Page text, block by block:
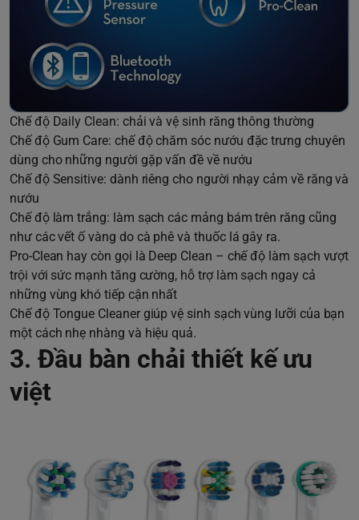
Chế độ Daily Clean: chải và vệ sinh răng thông thường
Chế độ Gum Care: chế độ chăm sóc nướu đặc trưng chuyên
dùng cho những người gặp vấn đề về nướu
Chế độ Sensitive: dành riêng cho người nhạy cảm về răng và
nướu
Chế độ làm trắng: làm sạch các mảng bám trên răng cũng
như các vết ố vàng do cà phê và thuốc lá gây ra.
Pro-Clean hay còn gọi là Deep Clean – chế độ làm sạch vượt
trội với sức mạnh tăng cường, hỗ trợ làm sạch ngay cả
những vùng khó tiếp cận nhất
Chế độ Tongue Cleaner giúp vệ sinh sạch vùng lưỡi của bạn
một cách nhẹ nhàng và hiệu quả.
3. Đầu bàn chải thiết kế ưu
việt